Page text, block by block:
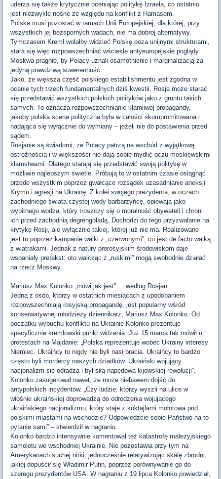
uderza się także krytycznie oceniając politykę Izraela, co ostatnio
jest niezwykle nośne ze względu na konflikt z Hamasem.
Polska musi pozostać w ramach Unii Europejskiej, dla której, przy
wszystkich jej bezspornych wadach, nie ma dobrej alternatywy.
Tymczasem Kreml wolałby widzieć Polskę poza unijnymi strukturami,
stara się więc rozpowszechniać wściekle antyeuropejskie poglądy.
Moskwa pragnie, by Polacy uznali osamotnienie i marginalizacją za
jedyną prawdziwą suwerenność.
Jako, że większa część polskiego estabilishmentu jest zgodna w
ocenie tych trzech fundamentalnych dziś kwestii, Rosja może starać
się przedstawić wszystkich polskich polityków jako z gruntu takich
samych. To oznacza rozpowszechnianie kłamliwej propagandy,
jakoby polska scena polityczna była w całości skompromitowana i
nadająca się wyłącznie do wymiany – jeżeli nie do postawienia przed
sądem.
Rosjanie są świadomi, że Polacy patrzą na wschód z wyjątkową
ostrożnością i w większości nie dają sobie mydlić oczu moskiewskimi
kłamstwami. Dlatego starają się przedstawić swoją politykę w
możliwie najlepszym świetle. Próbują to w ostatnim czasie osiągnąć
przede wszystkim poprzez gwałcące rozsądek uzasadnianie aneksji
Krymu i agresji na Ukrainę. Z kolei swojego prezydenta, w oczach
zachodniego świata czystej wody barbarzyńcę, opiewają jako
wybitnego wodza, który troszczy się o moralność obywateli i chroni
ich przed zachodnią degrengoladą. Dochodzi do tego przyzwalanie na
krytykę Rosji, ale wyłącznie takiej, której już nie ma. Realizowane
jest to poprzez kampanie walki z „czerwonymi”, co jest de facto walką
z wiatrakami. Jednak z natury prorosyjskim środowiskom daje
wspaniały pretekst: oto walcząc z „ruskimi” mogą swobodnie działać
na rzecz Moskwy.
Mariusz Max Kolonko „mówi jak jest”... według Rosjan
Jedną z osób, którzy w ostatnich miesiącach z upodobaniem
rozpowszechniają rosyjską propagandę, jest popularny wśród
konserwatywnej młodzieży dziennikarz, Mariusz Max Kolonko. Od
początku wybuchu konfliktu na Ukrainie Kolonko prezentuje
specyficznie kremlowski punkt widzenia. Już 15 marca tak mówił o
protestach na Majdanie: „Polska reprezentuje wobec Ukrainy interesy
Niemiec. Ukraińcy to nigdy nie byli nasi bracia. Ukraińcy to bardzo
często byli mordercy naszych dziadków. Ukraiński wojujący
nacjonalizm się odradza i był siłą napędową kijowskiej rewolucji”.
Kolonko zasugerował nawet, że może niebawem dojść do
antypolskich incydentów. „Czy ludzie, którzy wyszli na ulice w
wiośnie ukraińskiej doprowadzą do odrodzenia wojującego
ukraińskiego nacjonalizmu, który staje z koktajlami mołotowa pod
polskimi miastami na wschodzie? Odpowiedzcie sobie Państwo na to
pytanie sami” – stwierdził w nagraniu.
Kolonko bardzo intensywnie komentował też katastrofę malezyjskiego
samolotu we wschodniej Ukrainie. Nie pozostawia przy tym na
Amerykanach suchej nitki, jednocześnie relatywizując skalę zbrodni,
jakiej dopuścił się Władimir Putin, poprzez porównywanie go do
szeregu prezydentów USA. W nagraniu z 19 lipca Kolonko powiedział,